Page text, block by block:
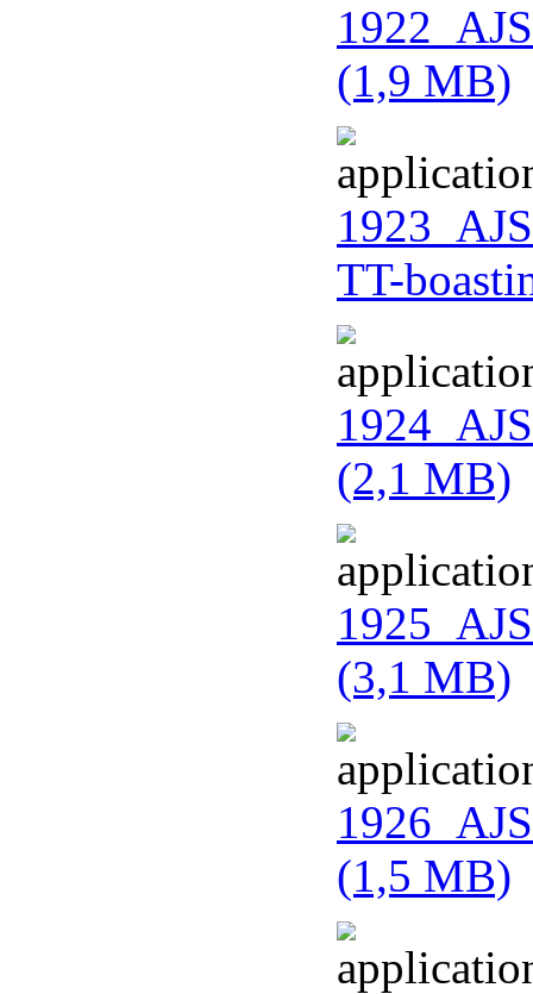
(1,9 MB)
TT-
(2,1 MB)
(3,1 MB)
(1,5 MB)